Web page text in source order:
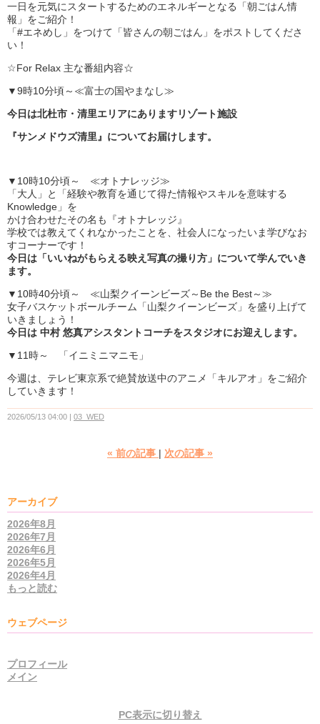
一日を元気にスタートするためのエネルギーとなる「朝ごはん情
報」をご紹介！
「#エネめし」をつけて「皆さんの朝ごはん」をポストしてくださ
い！
☆For Relax 主な番組内容☆
▼9時10分頃～≪富士の国やまなし≫
今日は北杜市・清里エリアにありますリゾート施設
『サンメドウズ清里』についてお届けします。
▼10時10分頃～ ≪オトナレッジ≫
「大人」と「経験や教育を通じて得た情報やスキルを意味する
Knowledge」を
かけ合わせたその名も『オトナレッジ』
学校では教えてくれなかったことを、社会人になったいま学びなお
すコーナーです！
今日は「いいねがもらえる映え写真の撮り方」について学んでいき
ます。
▼10時40分頃～ ≪山梨クイーンビーズ～Be the Best～≫
女子バスケットボールチーム「山梨クイーンビーズ」を盛り上げて
いきましょう！
今日は 中村 悠真アシスタントコーチをスタジオにお迎えします。
▼11時～ 「イニミニマニモ」
今週は、テレビ東京系で絶賛放送中のアニメ「キルアオ」をご紹介
していきます！
2026/05/13 04:00 03_WED
« 前の記事 次の記事 »
アーカイブ
2026年8月
2026年7月
2026年6月
2026年5月
2026年4月
もっと読む
ウェブページ
プロフィール
メイン
PC表示に切り替え